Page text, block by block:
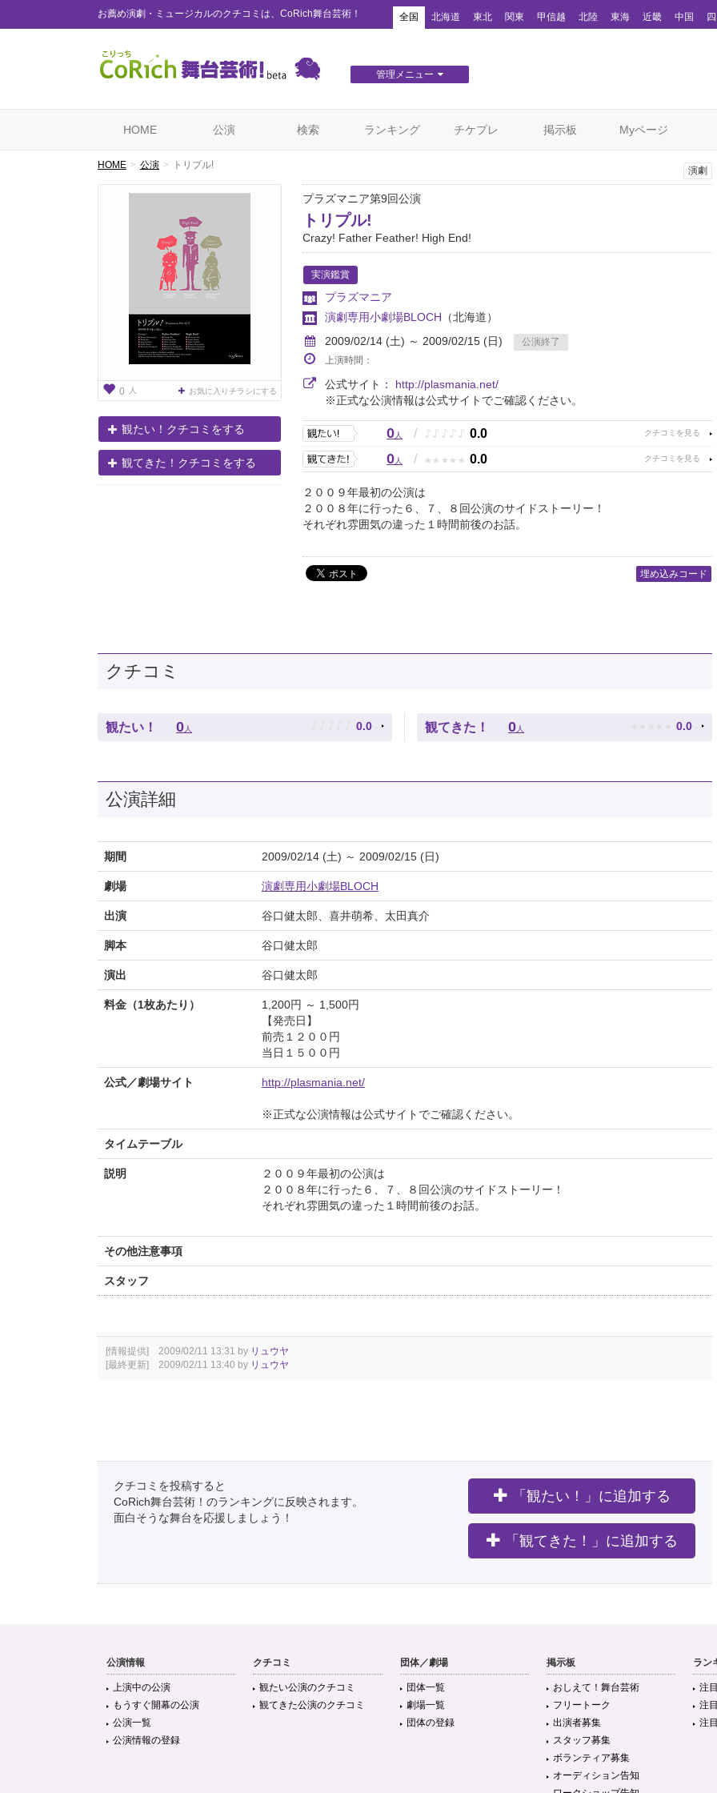
お薦め演劇・ミュージカルのクチコミは、CoRich舞台芸術！ 全国 北海道 東北 関東 甲信越 北陸 東海 近畿 中国
管理メニュー
HOME 公演 検索 ランキング チケプレ 掲示板 Myページ
HOME 公演 トリプル!
0 人 お気に入りチラシにする
観たい！クチコミをする
観てきた！クチコミをする
演劇
プラズマニア第9回公演
トリプル!
Crazy! Father Feather! High End!
実演鑑賞
プラズマニア
演劇専用小劇場BLOCH （北海道）
2009/02/14 (土) ～ 2009/02/15 (日)
公演終了
上演時間：
公式サイト： http://plasmania.net/
※正式な公演情報は公式サイトでご確認ください。
0人 / ♪ ♪ ♪ ♪ ♪ 0.0
0人 / ★ ★ ★ ★ ★ 0.0
２００９年最初の公演は
２００８年に行った６、７、８回公演のサイドストーリー！
それぞれ雰囲気の違った１時間前後のお話。
埋め込みコード
クチコミ
観たい！ 0 人 ♪ ♪ ♪ ♪ ♪ 0.0 観てきた！ 0 人 ★ ★ ★ ★ ★ 0.0
公演詳細
期間 2009/02/14 (土) ～ 2009/02/15 (日)
劇場 演劇専用小劇場BLOCH
出演 谷口健太郎、喜井萌希、太田真介
脚本 谷口健太郎
演出 谷口健太郎
料金（1枚あたり）
1,200円 ～ 1,500円
【発売日】
前売１２００円
当日１５００円
公式／劇場サイト http://plasmania.net/
※正式な公演情報は公式サイトでご確認ください。
タイムテーブル
説明
２００９年最初の公演は
２００８年に行った６、７、８回公演のサイドストーリー！
それぞれ雰囲気の違った１時間前後のお話。
その他注意事項
スタッフ
[情報提供] 2009/02/11 13:31 by リュウヤ
[最終更新] 2009/02/11 13:40 by リュウヤ
クチコミを投稿すると
CoRich舞台芸術！のランキングに反映されます。
面白そうな舞台を応援しましょう！
「観たい！」に追加する
「観てきた！」に追加する
公演情報
上演中の公演
もうすぐ開幕の公演
公演一覧
公演情報の登録
クチコミ
観たい公演のクチコミ
観てきた公演のクチコミ
団体／劇場
団体一覧
劇場一覧
団体の登録
掲示板
おしえて！舞台芸術
フリートーク
出演者募集
スタッフ募集
ボランティア募集
オーディション告知
ラン
注
注
注